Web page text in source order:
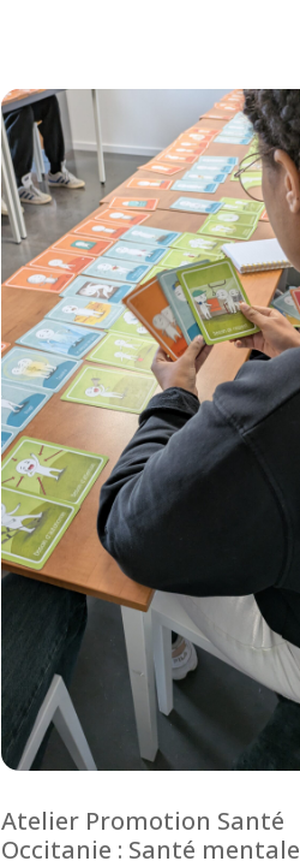
Atelier Promotion Santé
Occitanie : Santé mentale